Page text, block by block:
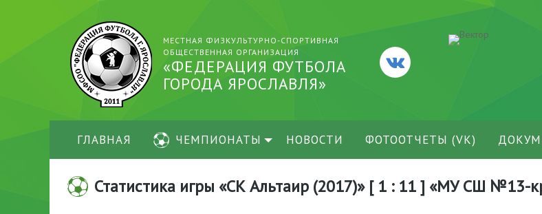
МЕСТНАЯ ФИЗКУЛЬТУРНО-СПОРТИВНАЯ
ОБЩЕСТВЕННАЯ ОРГАНИЗАЦИЯ
«ФЕДЕРАЦИЯ ФУТБОЛА
ГОРОДА ЯРОСЛАВЛЯ»
ГЛАВНАЯ ЧЕМПИОНАТЫ НОВОСТИ ФОТООТЧЕТЫ (VK)
Статистика игры «СК Альтаир (2017)» [ 1 : 11 ] «МУ СШ №13-